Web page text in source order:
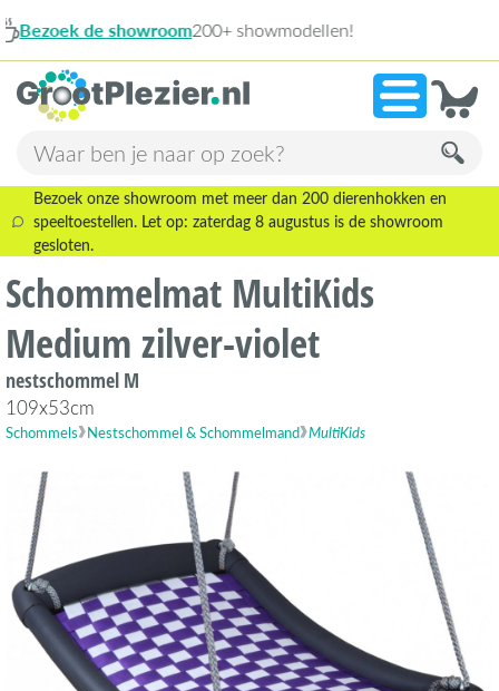
»
Bezoek onze showroom met meer dan 200 dierenhokken en
speeltoestellen. Let op: zaterdag 8 augustus is de showroom
gesloten.
Schommelmat MultiKids
Medium zilver-violet
nestschommel M
109x53cm
Schommels Nestschommel & Schommelmand MultiKids